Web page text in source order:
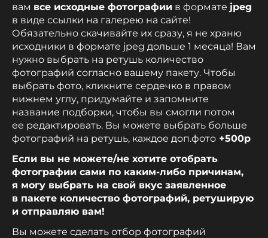
вам все исходные фотографии в формате jpeg
в виде ссылки на галерею на сайте!
Обязательно скачивайте их сразу, я не храню
исходники в формате jpeg дольше 1 месяца! Вам
нужно выбрать на ретушь количество
фотографий согласно вашему пакету. Чтобы
выбрать фото, кликните сердечко в правом
нижнем углу, придумайте и запомните
название подборки, чтобы вы смогли потом
ее редактировать. Вы можете выбрать больше
фотографий на ретушь, каждое доп.фото +500р
Если вы не можете/не хотите отобрать
фотографии сами по каким-либо причинам,
я могу выбрать на свой вкус заявленное
в пакете количество фотографий, ретуширую
и отправляю вам!
Вы можете сделать отбор фотографий